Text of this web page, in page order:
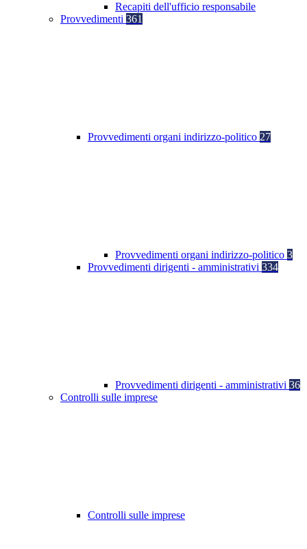
Recapiti dell'ufficio responsabile
Provvedimenti 361
Provvedimenti organi indirizzo-politico 27
Provvedimenti organi indirizzo-politico 3
Provvedimenti dirigenti - amministrativi 334
Provvedimenti dirigenti - amministrativi 36
Controlli sulle imprese
Controlli sulle imprese